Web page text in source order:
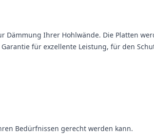
Dämmung Ihrer Hohlwände. Die Platten
für exzellente Leistung, für den
Bedürfnissen gerecht werden kann.